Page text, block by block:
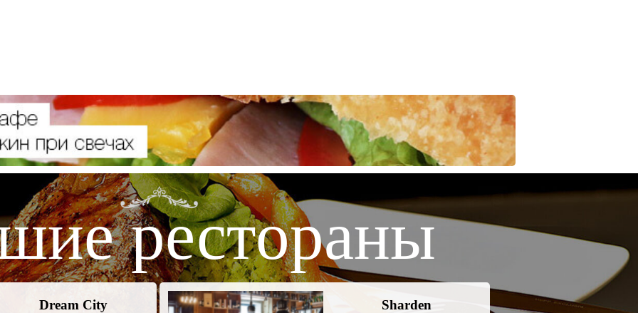
рестораны
Dream City Sharden